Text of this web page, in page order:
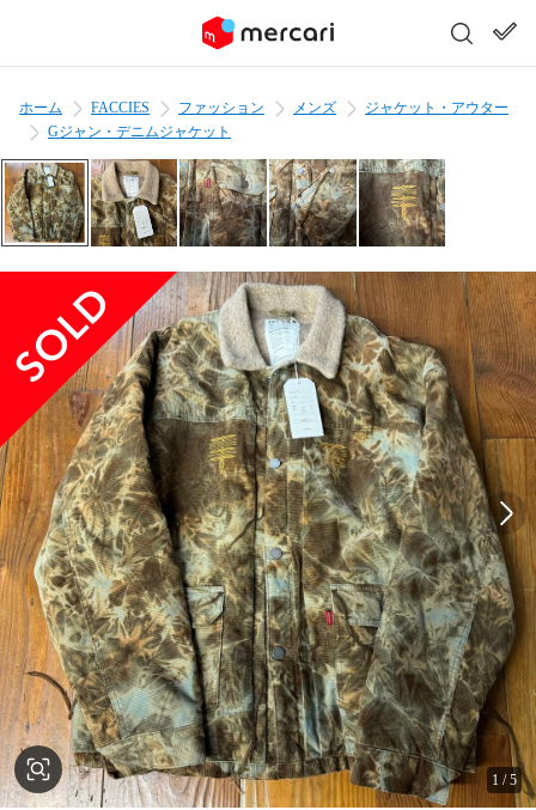
ホーム FACCIES ファッション メンズ
ジャケット・アウター
Gジャン・デニムジャケット
1 /5